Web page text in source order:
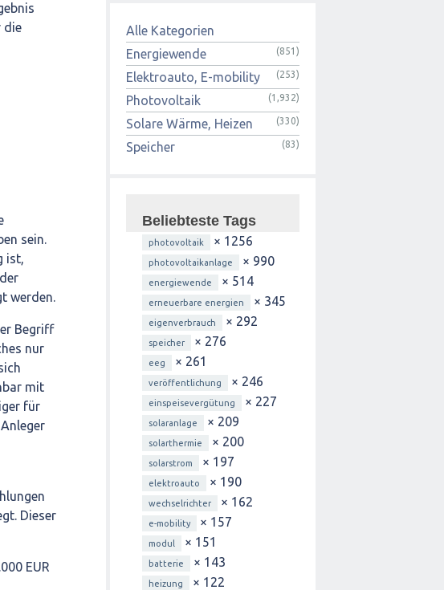
die
sein.
ist,
werden.
Begriff
nur
mit
für
Dieser
EUR
Alle Kategorien
Energiewende
(851)
Elektroauto, E-mobility (253)
Photovoltaik (1,932)
Solare Wärme, Heizen (330)
Speicher (83)
Beliebteste Tags
photovoltaik × 1256
photovoltaikanlage × 990
energiewende × 514
erneuerbare energien × 345
eigenverbrauch × 292
speicher × 276
eeg × 261
veröffentlichung × 246
einspeisevergütung × 227
solaranlage × 209
solarthermie × 200
solarstrom × 197
elektroauto × 190
wechselrichter × 162
e-mobility × 157
modul × 151
batterie × 143
heizung × 122